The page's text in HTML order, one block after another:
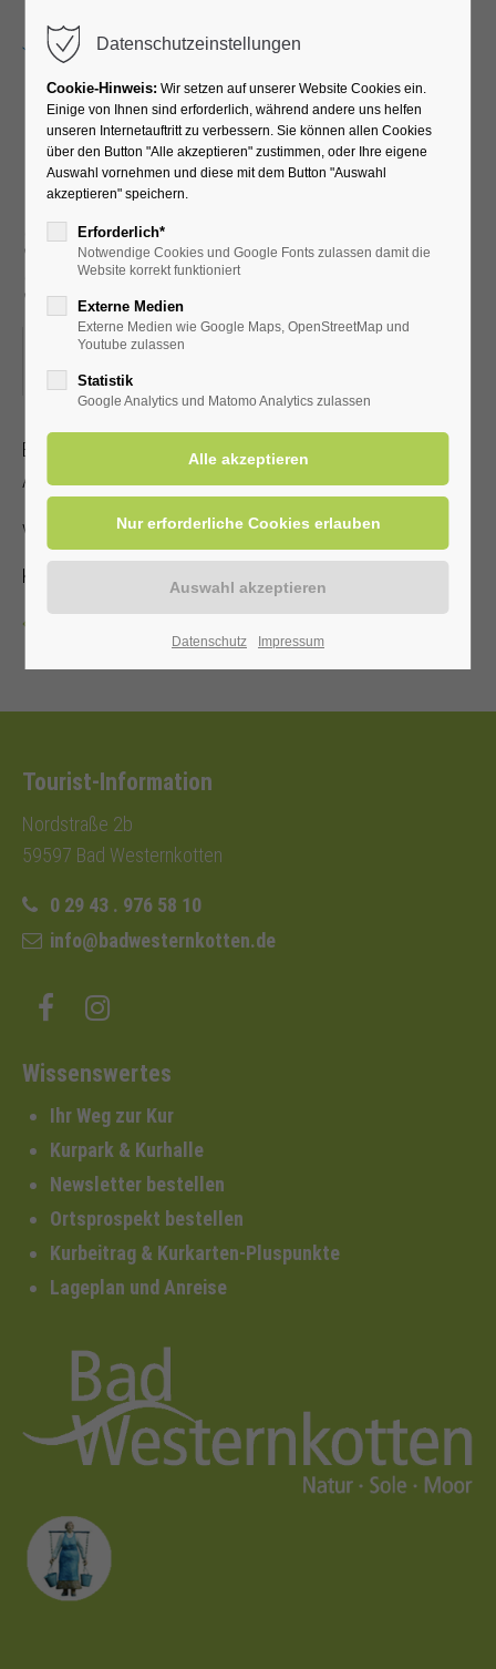
Fit ins Beste Alter -
Leichte Gymnastik für
Senioren im Sitzen und
Stehen
25.04.2023, 10:00
ORT: KURHALLE
Bleiben Sie beweglich und fit - auch im fortgeschrittenen
Alter
von und mit Annette Hoberg-Trockel
Kostenbeitrag mit Kur-/ Einwohnerkarte 2,00€ (ohne 3,00€)
Tourist-Information
Nordstraße 2b
59597 Bad Westernkotten
0 29 43 . 976 58 10
info@badwesternkotten.de
Wissenswertes
Ihr Weg zur Kur
Kurpark & Kurhalle
Newsletter bestellen
Ortsprospekt bestellen
Kurbeitrag & Kurkarten-Pluspunkte
Lageplan und Anreise
Datenschutzeinstellungen
Cookie-Hinweis: Wir setzen auf unserer Website Cookies ein.
Einige von Ihnen sind erforderlich, während andere uns helfen
unseren Internetauftritt zu verbessern. Sie können allen Cookies
über den Button "Alle akzeptieren" zustimmen, oder Ihre eigene
Auswahl vornehmen und diese mit dem Button "Auswahl
akzeptieren" speichern.
Erforderlich*
Notwendige Cookies und Google Fonts zulassen damit die
Website korrekt funktioniert
Externe Medien
Externe Medien wie Google Maps, OpenStreetMap und
Youtube zulassen
Statistik
Google Analytics und Matomo Analytics zulassen
Datenschutz Impressum